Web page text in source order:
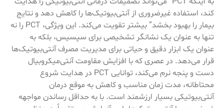
کند، استفاده غیرضروری از آنتی‌بیوتیک‌ها را کاهش دهد و نتایج
بیمار را بهبود بخشد” بیشتر تقویت می‌کند. این ویژگی، PCT را نه
تنها به عنوان یک نشانگر تشخیصی برای سپسیس، بلکه به
عنوان یک ابزار دقیق و حیاتی برای مدیریت مصرف آنتی‌بیوتیک‌ها
قرار می‌دهد. در عصری که با افزایش مقاومت آنتی‌میکروبیال
دست و پنجه نرم می‌کند، توانایی PCT در هدایت شروع
محتاطانه، مدت زمان مناسب و کاهش به موقع درمان
آنتی‌بیوتیکی بسیار ارزشمند است. با به حداقل رساندن مواجهه